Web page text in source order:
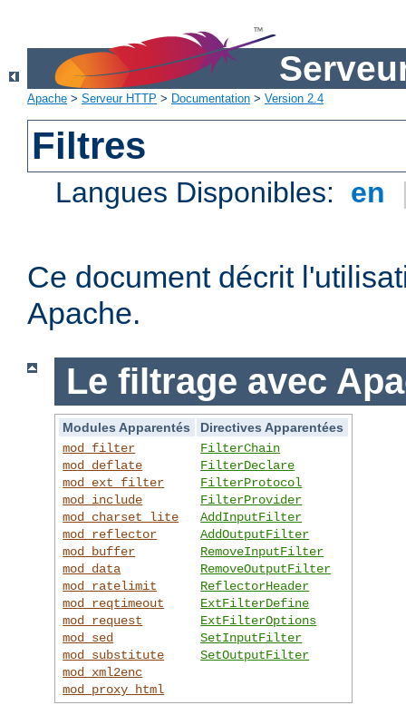
Apache > Serveur HTTP > Documentation > Version 2.4
Filtres
Langues Disponibles: en
Ce document décrit
Apache.
Le filtrage avec
Modules Apparentés
Directives Apparentées
mod_filter
mod_deflate
mod_ext_filter
mod_include
mod_charset_lite
mod_reflector
mod_buffer
mod_data
mod_ratelimit
mod_reqtimeout
mod_request
mod_sed
mod_substitute
mod_xml2enc
mod_proxy_html
FilterChain
FilterDeclare
FilterProtocol
FilterProvider
AddInputFilter
AddOutputFilter
RemoveInputFilter
RemoveOutputFilter
ReflectorHeader
ExtFilterDefine
ExtFilterOptions
SetInputFilter
SetOutputFilter